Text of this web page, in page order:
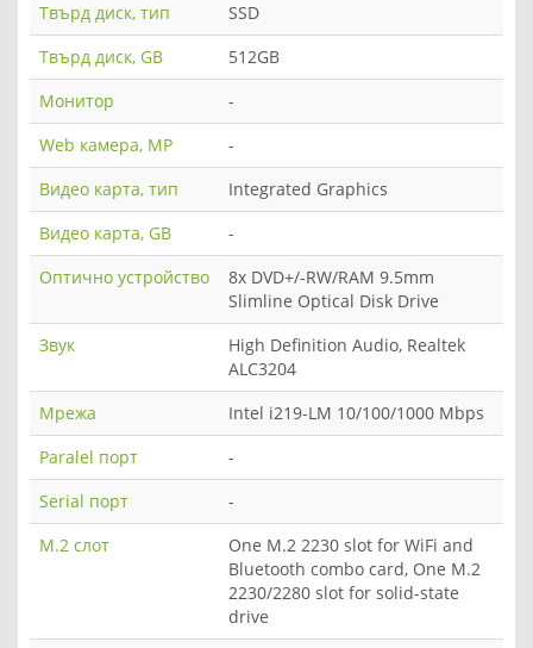
Твърд диск, тип
SSD
Твърд диск, GB
512GB
Монитор
-
Web камера, MP
-
Видео карта, тип
Integrated Graphics
Видео карта, GB
-
Оптично устройство
8x DVD+/-RW/RAM 9.5mm
Slimline Optical Disk Drive
Звук
High Definition Audio, Realtek
ALC3204
Мрежа
Intel i219-LM 10/100/1000 Mbps
Paralel порт
-
Serial порт
-
M.2 слот
One M.2 2230 slot for WiFi and
Bluetooth combo card, One M.2
2230/2280 slot for solid-state
drive